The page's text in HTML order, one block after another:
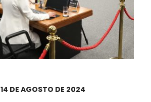
14 DE AGOSTO DE 2024